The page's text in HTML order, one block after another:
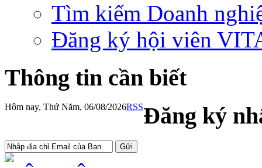
Tìm kiếm Doanh
Đăng ký hội viên
Thông tin cần biết
Hôm nay, Thứ Năm, 06/08/2026RSSĐăng ký